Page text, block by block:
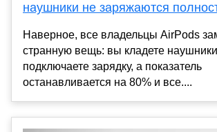
наушники не заряжаются
Наверное, все владельцы AirPods
странную вещь: вы кладете
подключаете зарядку, а показатель
останавливается на 80% и все....